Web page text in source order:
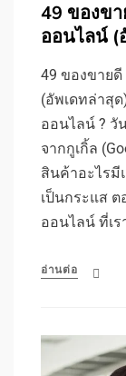
49 ของข
ออนไลน์ (
49 ของขาย
(อัพเดทล่าสุ
ออนไลน์ ? วั
จากกูเกิ้ล
สินค้าอะไร
เป็นกระแส
ออนไลน์ ที่เ
อ่านต่อ